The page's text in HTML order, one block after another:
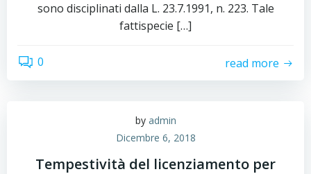
sono disciplinati dalla L. 23.7.1991, n. 223. Tale
fattispecie […]
0 read more
by admin
Dicembre 6, 2018
Tempestività del licenziamento per